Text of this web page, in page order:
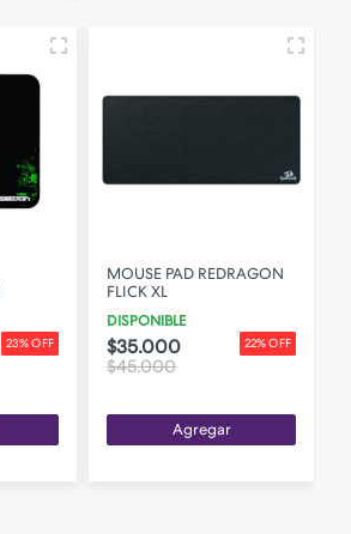
23% OFF
MOUSE PAD REDRAGON
FLICK XL
DISPONIBLE
22% OFF
$35.000
$45.000
Agregar